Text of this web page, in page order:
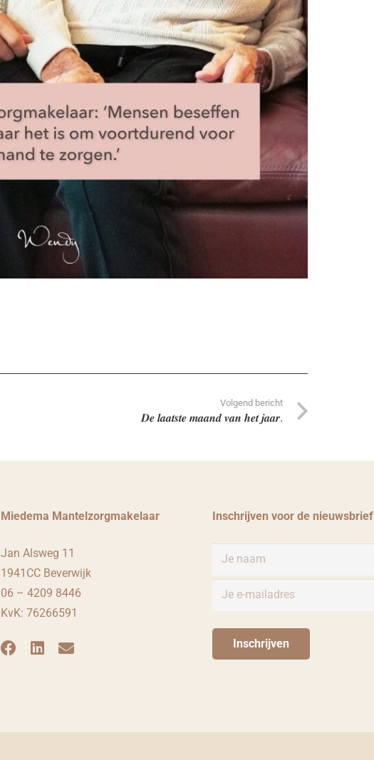
Volgend bericht
𝑫𝒆 𝒍𝒂𝒂𝒕𝒔𝒕𝒆 𝒎𝒂𝒂𝒏𝒅 𝒗𝒂𝒏 𝒉𝒆𝒕 𝒋𝒂𝒂𝒓.
Miedema Mantelzorgmakelaar
Jan Alsweg 11
1941CC Beverwijk
06 – 4209 8446
KvK: 76266591
Inschrijven voor de nieuwsbrief